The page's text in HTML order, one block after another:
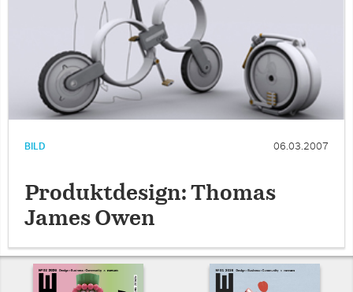
BILD 06.03.2007
Produktdesign: Thomas
James Owen